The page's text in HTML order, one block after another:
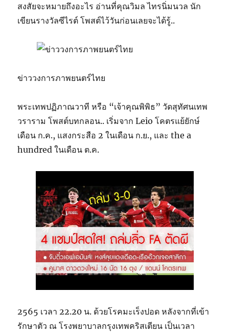
สงสัยจะหมายถึงอะไร อ่านที่คุณวิมล ไทรนิ่มนวล นัก
เขียนรางวัลซีไรต์ โพสต์ไว้วันก่อนเลยจะได้รู้..
ข่าววงการภาพยนตร์ไทย
พระเทพปฏิภาณวาที หรือ “เจ้าคุณพิพิธ” วัดสุทัศนเทพ
วราราม โพสต์บทกลอน.. เริ่มจาก Leio โคตรแย้ยักษ์
เดือน ก.ค., แสงกระสือ 2 ในเดือน ก.ย., และ the a
hundred ในเดือน ต.ค.
2565 เวลา 22.20 น. ด้วยโรคมะเร็งปอด หลังจากที่เข้า
รักษาตัว ณ โรงพยาบาลกรุงเทพคริสเตียน เป็นเวลา